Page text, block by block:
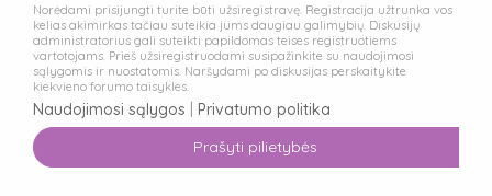
Norėdami prisijungti turite būti užsiregistravę. Registracija užtrunka vos
kelias akimirkas tačiau suteikia jums daugiau galimybių. Diskusijų
administratorius gali suteikti papildomas teises registruotiems
vartotojams. Prieš užsiregistruodami susipažinkite su naudojimosi
sąlygomis ir nuostatomis. Naršydami po diskusijas perskaitykite
kiekvieno forumo taisykles.
Naudojimosi sąlygos
Privatumo politika
Prašyti pilietybės